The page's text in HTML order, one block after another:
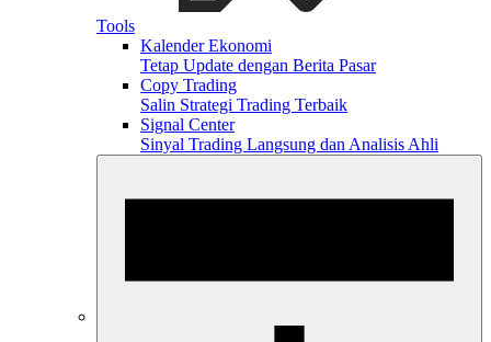
Tools
Kalender Ekonomi
Tetap Update dengan Berita Pasar
Copy Trading
Salin Strategi Trading Terbaik
Signal Center
Sinyal Trading Langsung dan Analisis Ahli